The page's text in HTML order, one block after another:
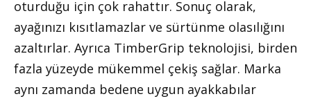
oturduğu için çok rahattır. Sonuç olarak,
ayağınızı kısıtlamazlar ve sürtünme olasılığını
azaltırlar. Ayrıca TimberGrip teknolojisi, birden
fazla yüzeyde mükemmel çekiş sağlar. Marka
aynı zamanda bedene uygun ayakkabılar